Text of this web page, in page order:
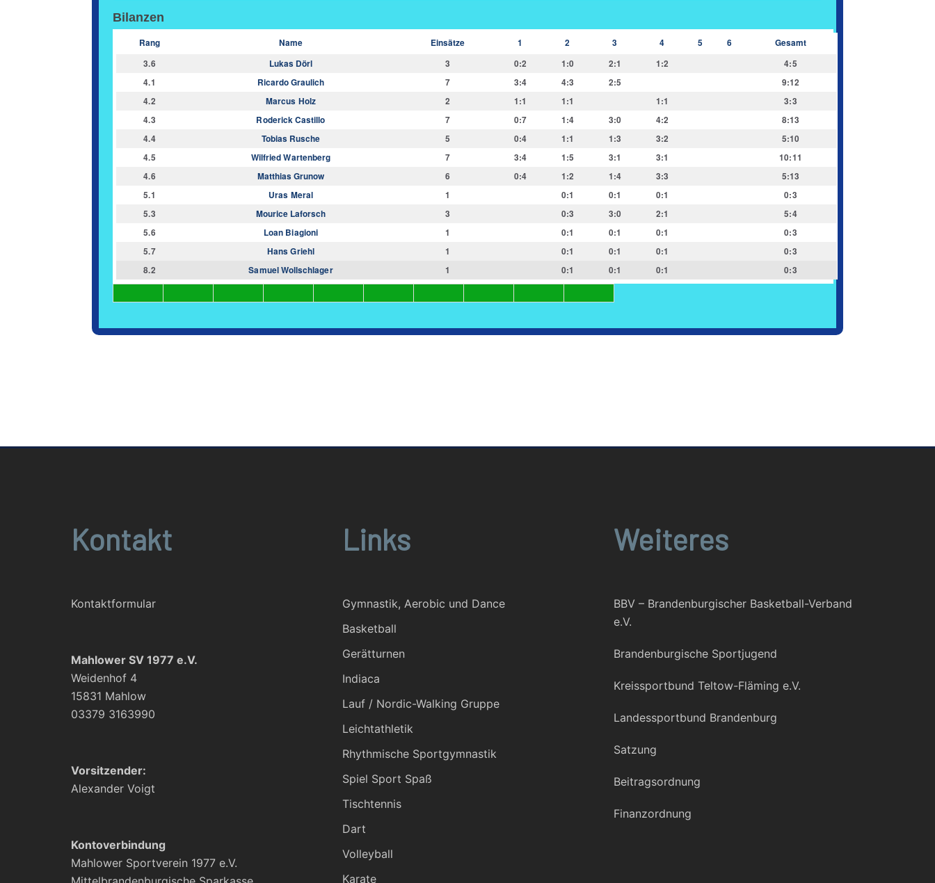
Bilanzen
Rang Name Einsätze 1 2 3 4 5 6
Gesamt
3.6
Lukas Dörl 3 0:2 1:0 2:1 1:2
4:5
4.1
Ricardo Graulich 7 3:4 4:3 2:5
9:12
4.2
Marcus Holz 2 1:1 1:1 1:1
3:3
4.3
Roderick Castillo 7 0:7 1:4 3:0 4:2
8:13
4.4
Tobias Rusche 5 0:4 1:1 1:3 3:2
5:10
4.5
Wilfried Wartenberg 7 3:4 1:5 3:1 3:1
10:11
4.6
Matthias Grunow 6 0:4 1:2 1:4 3:3
5:13
5.1
Uras Meral 1 0:1 0:1 0:1
0:3
5.3
Mourice Laforsch 3 0:3 3:0 2:1
5:4
5.6
Loan Biagioni 1 0:1 0:1 0:1
0:3
5.7
Hans Griehl 1 0:1 0:1 0:1
0:3
8.2
Samuel Wollschlager 1 0:1 0:1 0:1 0:3
Kontakt
Kontaktformular
Mahlower SV 1977 e.V.
Weidenhof 4
15831 Mahlow
03379 3163990
Vorsitzender:
Alexander Voigt
Kontoverbindung
Mahlower Sportverein 1977 e.V.
Links
Gymnastik, Aerobic und Dance
Basketball
Gerätturnen
Indiaca
Lauf / Nordic-Walking Gruppe
Leichtathletik
Rhythmische Sportgymnastik
Spiel Sport Spaß
Tischtennis
Dart
Volleyball
Karate
Weiteres
BBV – Brandenburgischer Basketball-Verband
e.V.
Brandenburgische Sportjugend
Kreissportbund Teltow-Fläming e.V.
Landessportbund Brandenburg
Satzung
Beitragsordnung
Finanzordnung